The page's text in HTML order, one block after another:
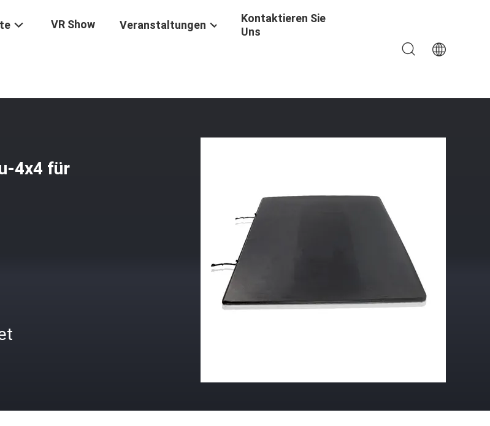
VR Show Veranstaltungen
Kontaktieren Sie
Uns
4x4 für